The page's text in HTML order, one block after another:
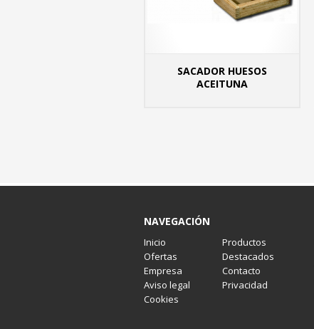
SACADOR HUESOS
ACEITUNA
NAVEGACIÓN
Inicio
Productos
Ofertas
Destacados
Empresa
Contacto
Aviso legal
Privacidad
Cookies